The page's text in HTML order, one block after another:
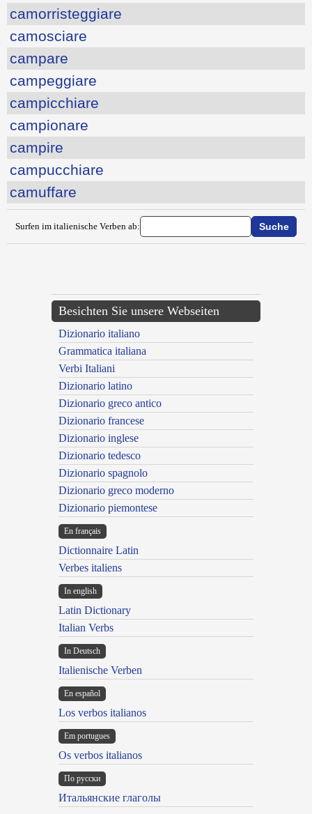
camorristeggiare
camosciare
campare
campeggiare
campicchiare
campionare
campire
campucchiare
camuffare
Surfen im italienische Verben ab:
Besichten Sie unsere Webseiten
Dizionario italiano
Grammatica italiana
Verbi Italiani
Dizionario latino
Dizionario greco antico
Dizionario francese
Dizionario inglese
Dizionario tedesco
Dizionario spagnolo
Dizionario greco moderno
Dizionario piemontese
En français
Dictionnaire Latin
Verbes italiens
In english
Latin Dictionary
Italian Verbs
In Deutsch
Italienische Verben
En español
Los verbos italianos
Em portugues
Os verbos italianos
По русски
Итальянские глаголы